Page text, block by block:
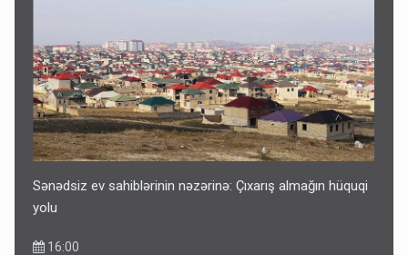
Sənədsiz ev sahiblərinin nəzərinə: Çıxarış almağın hüquqi
yolu
16:00